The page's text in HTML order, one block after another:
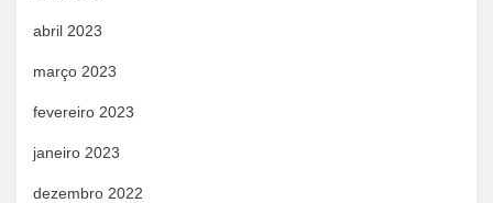
abril 2023
março 2023
fevereiro 2023
janeiro 2023
dezembro 2022